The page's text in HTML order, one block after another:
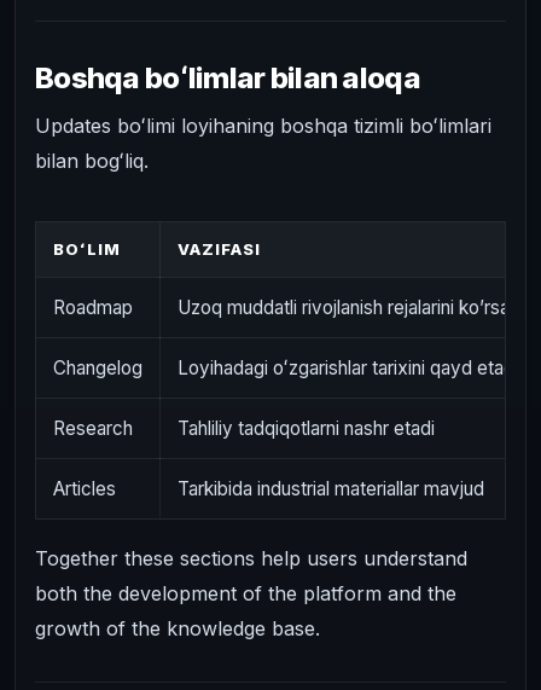
Boshqa boʻlimlar bilan aloqa
Updates boʻlimi loyihaning boshqa tizimli boʻlimlari
bilan bogʻliq.
BOʻLIM VAZIFASI
Roadmap Uzoq muddatli rivojlanish rejalarini ko’rsatadi
Changelog Loyihadagi oʻzgarishlar tarixini qayd etadi
Research Tahliliy tadqiqotlarni nashr etadi
Articles Tarkibida industrial materiallar mavjud
Together these sections help users understand
both the development of the platform and the
growth of the knowledge base.